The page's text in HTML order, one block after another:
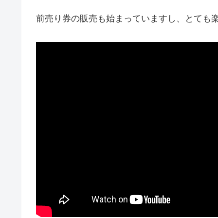
前売り券の販売も始まっていますし、とても